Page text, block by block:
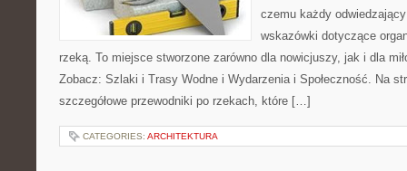
czemu każdy
wskazówki dotyczące
rzeką. To miejsce stworzone zarówno dla nowicjuszy, jak i dla
Zobacz: Szlaki i Trasy Wodne i Wydarzenia i Społeczność. Na
szczegółowe przewodniki po rzekach, które […]
CATEGORIES: ARCHITEKTURA